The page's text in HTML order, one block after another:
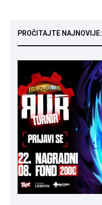
PROČITAJTE NAJNOVIJE: